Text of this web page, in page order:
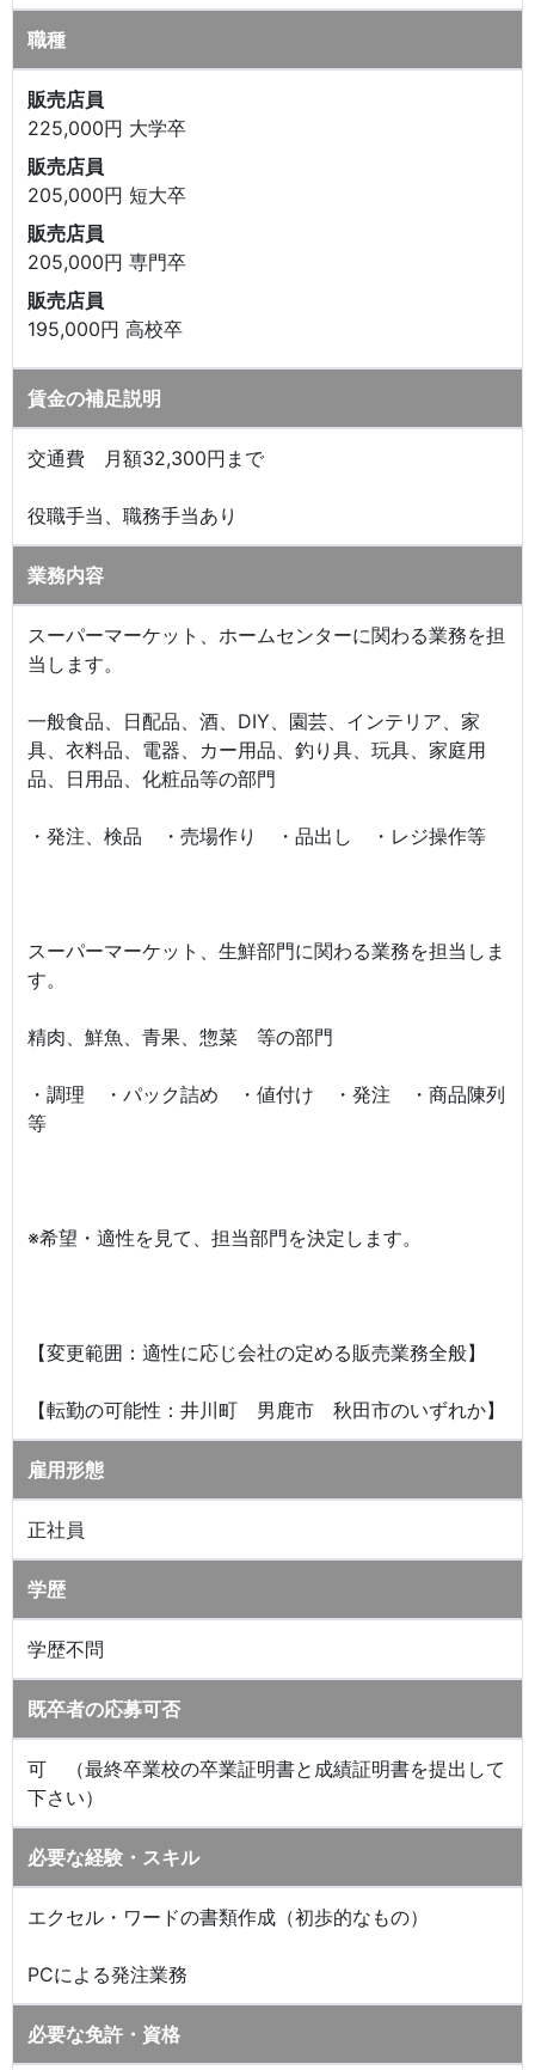
職種
販売店員
225,000円 大学卒
販売店員
205,000円 短大卒
販売店員
205,000円 専門卒
販売店員
195,000円 高校卒
賃金の補足説明
交通費 月額32,300円まで
役職手当、職務手当あり
業務内容
スーパーマーケット、ホームセンターに関わる業務を担
当します。
一般食品、日配品、酒、DIY、園芸、インテリア、家
具、衣料品、電器、カー用品、釣り具、玩具、家庭用
品、日用品、化粧品等の部門
・発注、検品 ・売場作り ・品出し ・レジ操作等
スーパーマーケット、生鮮部門に関わる業務を担当しま
す。
精肉、鮮魚、青果、惣菜 等の部門
・調理 ・パック詰め ・値付け ・発注 ・商品陳列
等
※希望・適性を見て、担当部門を決定します。
【変更範囲：適性に応じ会社の定める販売業務全般】
【転勤の可能性：井川町 男鹿市 秋田市のいずれか】
雇用形態
正社員
学歴
学歴不問
既卒者の応募可否
可 （最終卒業校の卒業証明書と成績証明書を提出して
下さい）
必要な経験・スキル
エクセル・ワードの書類作成（初歩的なもの）
PCによる発注業務
必要な免許・資格